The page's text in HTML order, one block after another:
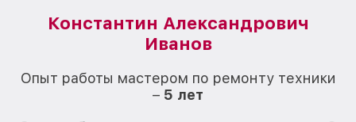
Константин Александрович
Иванов
Опыт работы мастером по ремонту техники
– 5 лет